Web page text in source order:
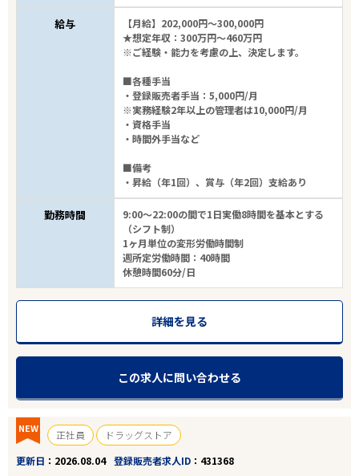
給与
【月給】202,000円～300,000円
★想定年収：300万円～460万円
※ご経験・能力を考慮の上、決定します。
■各種手当
・登録販売者手当：5,000円/月
※実務経験2年以上の管理者は10,000円/月
・資格手当
・時間外手当など
■備考
・昇給（年1回）、賞与（年2回）支給あり
勤務時間
9:00～22:00の間で1日実働8時間を基本とする
（シフト制）
1ヶ月単位の変形労働時間制
週所定労働時間：40時間
休憩時間60分/日
詳細を見る
この求人に問い合わせる
NEW 正社員
ドラッグストア
更新日
2026.08.04 登録販売者求人ID 431368